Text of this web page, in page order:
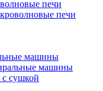
печи
печи
машины
машины
сушкой